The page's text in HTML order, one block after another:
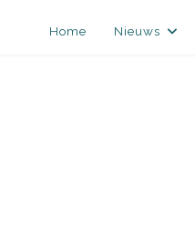
Home Nieuws